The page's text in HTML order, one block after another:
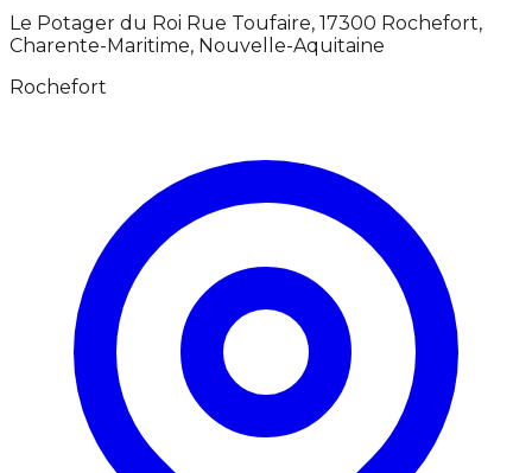
Le Potager du Roi Rue Toufaire, 17300 Rochefort,
Charente-Maritime, Nouvelle-Aquitaine
Rochefort